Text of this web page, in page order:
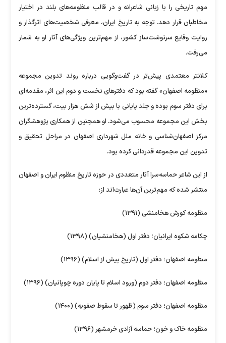
مهم تاریخی را با زبانی شاعرانه و در قالب منظومه‌های بلند در اختیار
مخاطبان قرار دهد. توجه به تاریخ ایران، معرفی شخصیت‌های اثرگذار و
روایت وقایع سرنوشت‌ساز کشور، از مهم‌ترین ویژگی‌های آثار او به شمار
می‌رفت.
کلانتر معتمدی پیش‌تر در گفت‌وگویی درباره روند تدوین مجموعه
«منظومه اصفهان» گفته بود که دفترهای نخست و دوم این اثر، مقدمه‌ای
برای دفتر سوم بوده و جلد پایانی با بیش از شش هزار بیت، گسترده‌ترین
بخش این مجموعه محسوب می‌شود. او همچنین از همکاری پژوهشگران
مرکز اصفهان‌شناسی و خانه ملل شهرداری اصفهان در مراحل تحقیق و
تدوین این مجموعه قدردانی کرده بود.
از این شاعر حماسه‌سرا آثار متعددی در حوزه تاریخ منظوم ایران و اصفهان
منتشر شده که مهم‌ترین آن‌ها عبارت‌اند از:
منظومه کورش هخامنشی (۱۳۹۱)
چکامه شکوه ایرانیان؛ دفتر اول (هخامنشیان) (۱۳۹۸)
منظومه اصفهان؛ دفتر اول (تاریخ پیش از اسلام) (۱۳۹۶)
منظومه اصفهان؛ دفتر دوم (ورود اسلام تا پایان دوره چوپانیان) (۱۳۹۶)
منظومه اصفهان؛ دفتر سوم (ظهور تا سقوط صفویه) (۱۴۰۰)
منظومه خاک و خون؛ حماسه آزادی خرمشهر (۱۳۹۶)